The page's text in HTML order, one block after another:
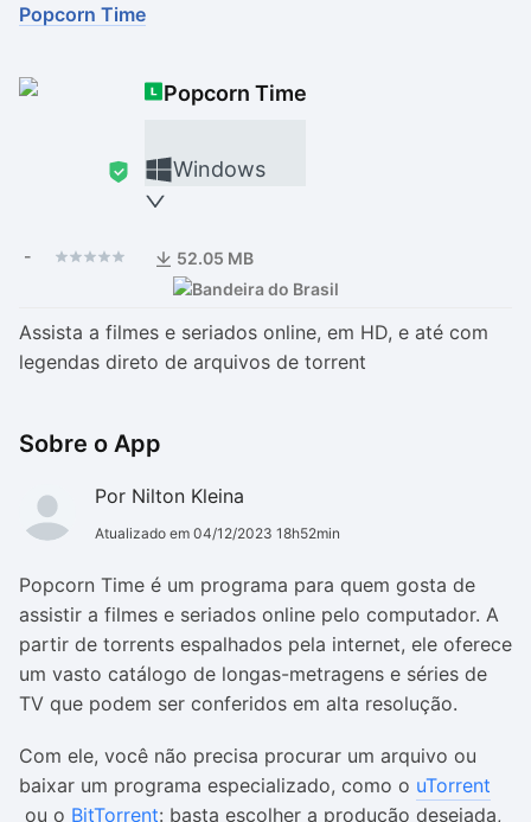
Popcorn Time
Popcorn Time
Windows
- 52.05 MB
Assista a filmes e seriados online, em HD, e até com
legendas direto de arquivos de torrent
Sobre o App
Por Nilton Kleina
Atualizado em 04/12/2023 18h52min
Popcorn Time é um programa para quem gosta de
assistir a filmes e seriados online pelo computador. A
partir de torrents espalhados pela internet, ele oferece
um vasto catálogo de longas-metragens e séries de
TV que podem ser conferidos em alta resolução.
Com ele, você não precisa procurar um arquivo ou
baixar um programa especializado, como o uTorrent
ou o BitTorrent: basta escolher a produção desejada,